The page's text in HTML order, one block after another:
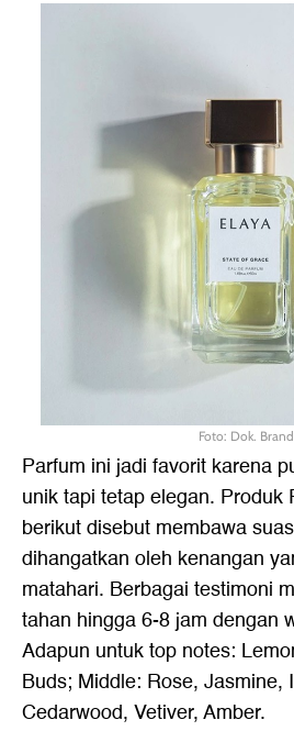
Foto: Dok. Brand
Parfum ini jadi favorit karena
unik tapi tetap elegan. Produk
berikut disebut membawa
dihangatkan oleh kenangan
matahari. Berbagai testimoni
tahan hingga 6-8 jam dengan
Adapun untuk top notes:
Buds; Middle: Rose, Jasmine,
Cedarwood, Vetiver, Amber.